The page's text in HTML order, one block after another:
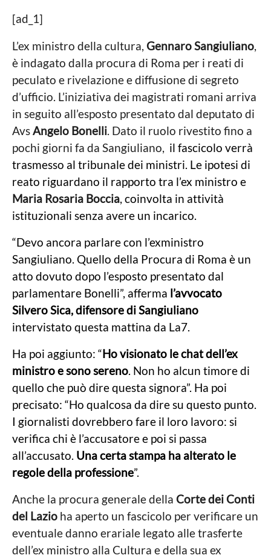
2
a
n
n
i
a
g
o
L
a
P
o
l
t
i
c
a
L
o
c
a
l
e
a
g
[ad_1]
L’ex ministro della cultura, Gennaro Sangiuliano,
è indagato dalla procura di Roma per i reati di
peculato e rivelazione e diffusione di segreto
d’ufficio. L’iniziativa dei magistrati romani arriva
in seguito all’esposto presentato dal deputato di
AvsAngelo Bonelli. Dato il ruolo rivestito fino a
pochi giorni fa da Sangiuliano, il fascicolo verrà
trasmesso al tribunale dei ministri. Le ipotesi di
reato riguardano il rapporto tra l’ex ministro e
Maria Rosaria Boccia, coinvolta in attività
istituzionali senza avere un incarico.
“Devo ancora parlare con l’exministro
Sangiuliano. Quello della Procura di Roma è un
atto dovuto dopo l’esposto presentato dal
parlamentare Bonelli”, afferma l’avvocato
Silvero Sica, difensore di Sangiuliano
intervistato questa mattina da La7.
Ha poi aggiunto: “Ho visionato le chat dell’ex
ministro e sono sereno. Non ho alcun timore di
quello che può dire questa signora”. Ha poi
precisato: “Ho qualcosa da dire su questo punto.
I giornalisti dovrebbero fare il loro lavoro: si
verifica chi è l’accusatore e poi si passa
all’accusato. Una certa stampa ha alterato le
regole della professione”.
Anche la procura generale della Corte dei Conti
del Lazio ha aperto un fascicolo per verificare un
eventuale danno erariale legato alle trasferte
dell’ex ministro alla Cultura e della sua ex